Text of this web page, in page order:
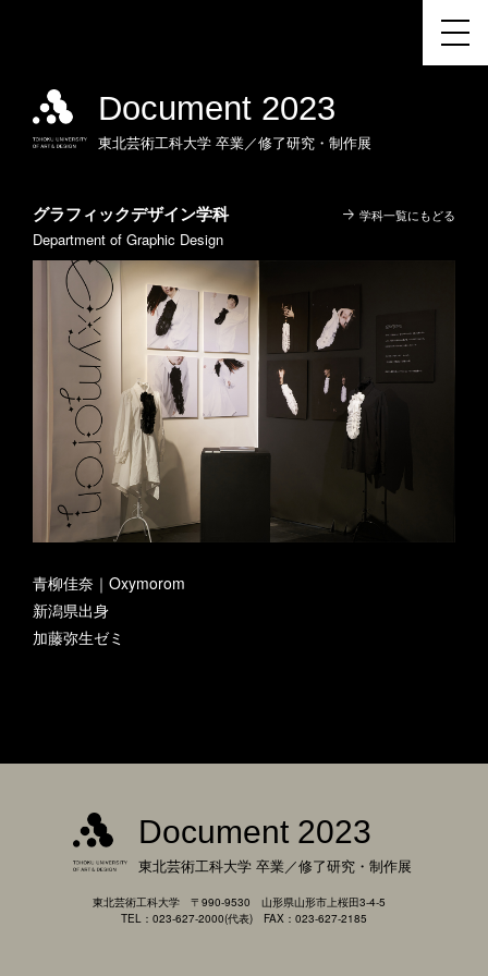
Document 2023
東北芸術工科大学 卒業／修了研究・制作展
学科一覧にもどる
グラフィックデザイン学科
Department of Graphic Design
青柳佳奈｜Oxymorom
新潟県出身
加藤弥生ゼミ
Document 2023
東北芸術工科大学 卒業／修了研究・制作展
東北芸術工科大学 〒990-9530 山形県山形市上桜田3-4-5
TEL：023-627-2000(代表) FAX：023-627-2185